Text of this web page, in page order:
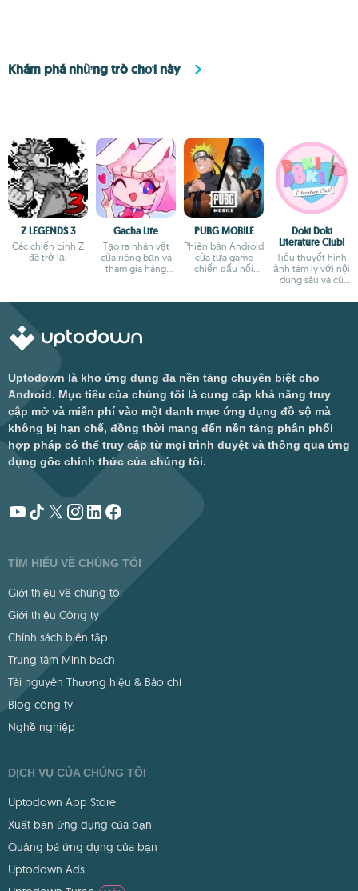
Khám phá những trò chơi này
Z LEGENDS 3
Các chiến binh Z
đã trở lại
Gacha Life
Tạo ra nhân vật
của riêng bạn và
tham gia hàng
PUBG MOBILE
Phiên bản Android
của tựa game
chiến đấu nổi
Doki Doki
Literature Club!
Tiểu thuyết hình
ảnh tâm lý với nội
dung sâu và cú
Uptodown là kho ứng dụng đa nền tảng chuyên biệt cho
Android. Mục tiêu của chúng tôi là cung cấp khả năng truy
cập mở và miễn phí vào một danh mục ứng dụng đồ sộ mà
không bị hạn chế, đồng thời mang đến nền tảng phân phối
hợp pháp có thể truy cập từ mọi trình duyệt và thông qua ứng
dụng gốc chính thức của chúng tôi.
TÌM HIỂU VỀ CHÚNG TÔI
Giới thiệu về chúng tôi
Giới thiệu Công ty
Chính sách biên tập
Trung tâm Minh bạch
Tài nguyên Thương hiệu & Báo chí
Blog công ty
Nghề nghiệp
DỊCH VỤ CỦA CHÚNG TÔI
Uptodown App Store
Xuất bản ứng dụng của bạn
Quảng bá ứng dụng của bạn
Uptodown Ads